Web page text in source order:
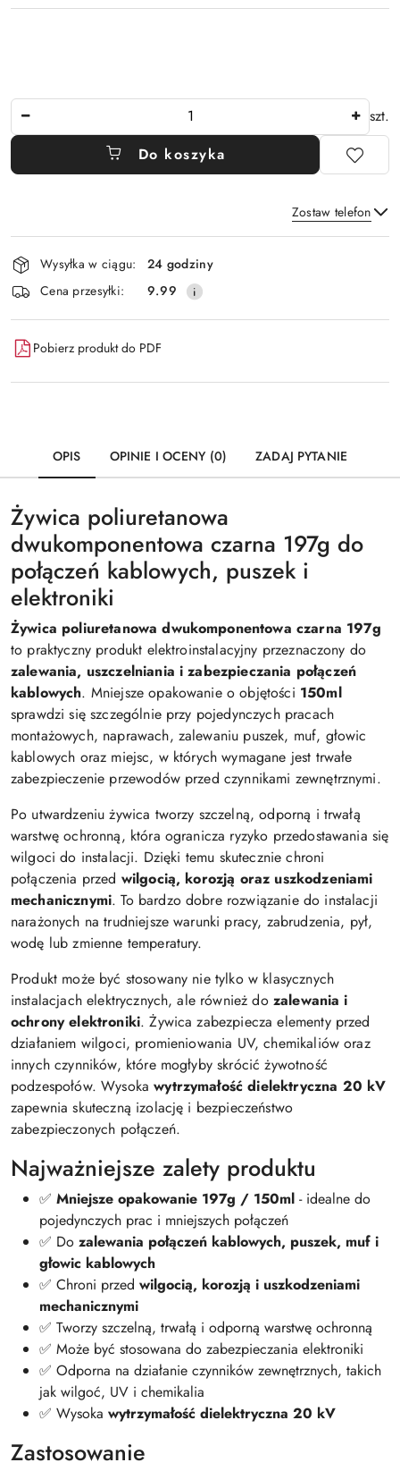
szt.
Do koszyka
Zostaw telefon
Wyślij
Dostępność
i
dostawa
Wysyłka w ciągu:
24 godziny
Cena przesyłki:
9.99
Pobierz produkt do PDF
OPIS OPINIE I OCENY (0) ZADAJ PYTANIE
Żywica poliuretanowa
dwukomponentowa czarna 197g do
połączeń kablowych, puszek i
elektroniki
Żywica poliuretanowa dwukomponentowa czarna 197g
to praktyczny produkt elektroinstalacyjny przeznaczony do
zalewania, uszczelniania i zabezpieczania połączeń
kablowych. Mniejsze opakowanie o objętości 150ml
sprawdzi się szczególnie przy pojedynczych pracach
montażowych, naprawach, zalewaniu puszek, muf, głowic
kablowych oraz miejsc, w których wymagane jest trwałe
zabezpieczenie przewodów przed czynnikami zewnętrznymi.
Po utwardzeniu żywica tworzy szczelną, odporną i trwałą
warstwę ochronną, która ogranicza ryzyko przedostawania się
wilgoci do instalacji. Dzięki temu skutecznie chroni
połączenia przed wilgocią, korozją oraz uszkodzeniami
mechanicznymi. To bardzo dobre rozwiązanie do instalacji
narażonych na trudniejsze warunki pracy, zabrudzenia, pył,
wodę lub zmienne temperatury.
Produkt może być stosowany nie tylko w klasycznych
instalacjach elektrycznych, ale również do zalewania i
ochrony elektroniki. Żywica zabezpiecza elementy przed
działaniem wilgoci, promieniowania UV, chemikaliów oraz
innych czynników, które mogłyby skrócić żywotność
podzespołów. Wysokawytrzymałość dielektryczna 20 kV
zapewnia skuteczną izolację i bezpieczeństwo
zabezpieczonych połączeń.
Najważniejsze zalety produktu
✅ Mniejsze opakowanie 197g / 150ml - idealne do
pojedynczych prac i mniejszych połączeń
✅ Do zalewania połączeń kablowych, puszek, muf i
głowic kablowych
✅ Chroni przed wilgocią, korozją i uszkodzeniami
mechanicznymi
✅ Tworzy szczelną, trwałą i odporną warstwę ochronną
✅ Może być stosowana do zabezpieczania elektroniki
✅ Odporna na działanie czynników zewnętrznych, takich
jak wilgoć, UV i chemikalia
✅ Wysoka wytrzymałość dielektryczna 20 kV
Zastosowanie